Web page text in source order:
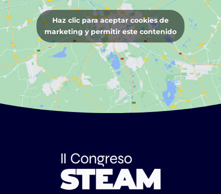
Haz clic para aceptar cookies de
marketing y permitir este contenido